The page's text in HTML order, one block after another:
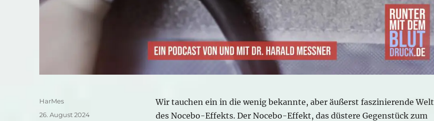
Wir tauchen ein in die wenig bekannte, aber äußerst faszinierende Welt
des Nocebo-Effekts. Der Nocebo-Effekt, das düstere Gegenstück zum
Autor
HarMes
Veröffentlicht
26. August 2024